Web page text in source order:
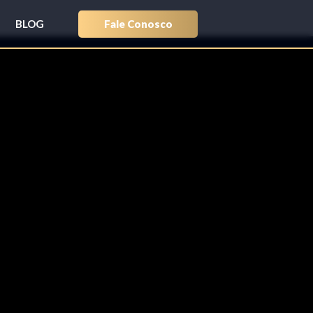
BLOG Fale Conosco